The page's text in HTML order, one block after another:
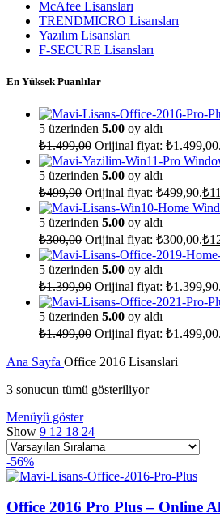
McAfee Lisansları
TRENDMICRO Lisansları
Yazılım Lisansları
F-SECURE Lisansları
En Yüksek Puanlılar
5 üzerinden 5.00 oy aldı
₺1.499,00 Orijinal fiyat: ₺1.499,00.
5 üzerinden 5.00 oy aldı
₺499,90 Orijinal fiyat: ₺499,90.₺
5 üzerinden 5.00 oy aldı
₺300,00 Orijinal fiyat: ₺300,00.₺
5 üzerinden 5.00 oy aldı
₺1.399,90 Orijinal fiyat: ₺1.399,90.
5 üzerinden 5.00 oy aldı
₺1.499,00 Orijinal fiyat: ₺1.499,00.
Ana Sayfa Office 2016 Lisanslari
3 sonucun tümü gösteriliyor
Menüyü göster
Show 9 12 18 24
-56%
Office 2016 Pro Plus – Online